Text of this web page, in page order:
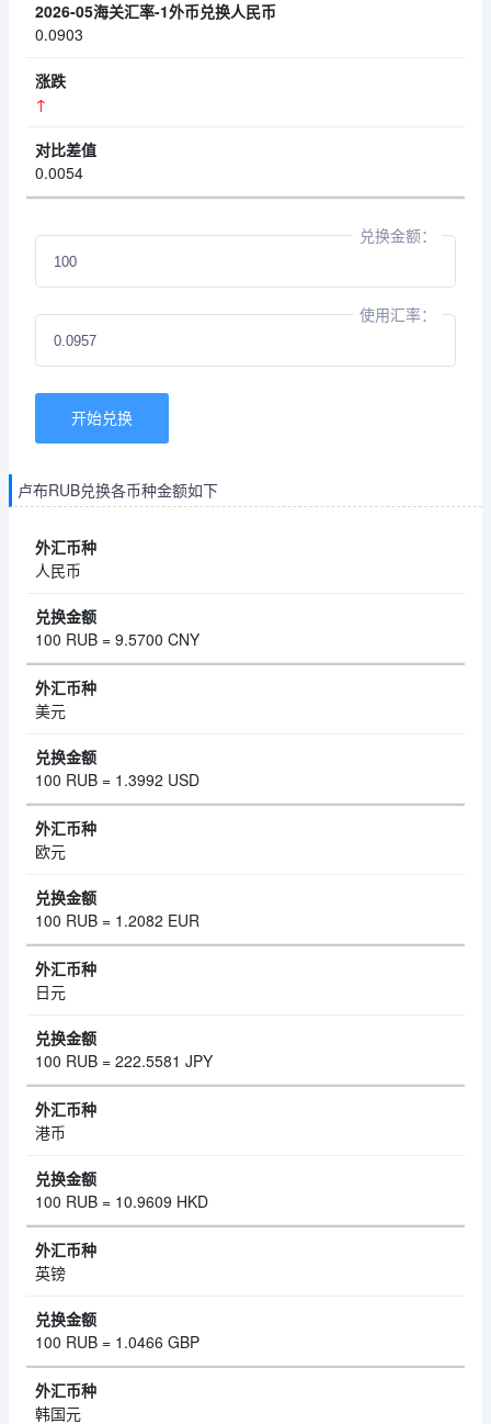
0.0903
↑
0.0054
兑换金额：
使用汇率：
卢布RUB兑换各币种金额如下
人民币
100 RUB = 9.5700 CNY
美元
100 RUB = 1.3992 USD
欧元
100 RUB = 1.2082 EUR
日元
100 RUB = 222.5581 JPY
港币
100 RUB = 10.9609 HKD
英镑
100 RUB = 1.0466 GBP
韩国元